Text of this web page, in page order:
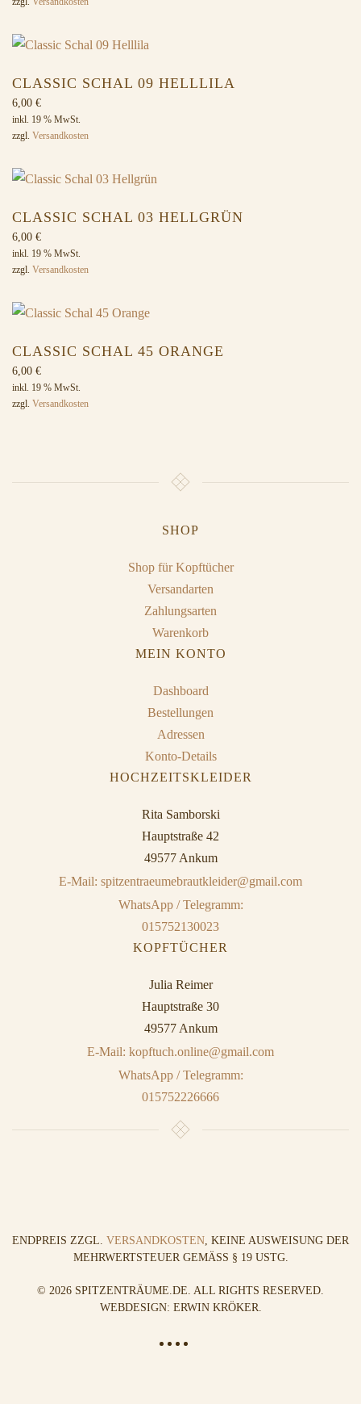
CLASSIC SCHAL 09 HELLLILA
6,00 €
inkl. 19 % MwSt.
zzgl. Versandkosten
CLASSIC SCHAL 03 HELLGRÜN
6,00 €
inkl. 19 % MwSt.
zzgl. Versandkosten
CLASSIC SCHAL 45 ORANGE
6,00 €
inkl. 19 % MwSt.
zzgl. Versandkosten
SHOP
Shop für Kopftücher
Versandarten
Zahlungsarten
Warenkorb
MEIN KONTO
Dashboard
Bestellungen
Adressen
Konto-Details
HOCHZEITSKLEIDER
Rita Samborski
Hauptstraße 42
49577 Ankum
E-Mail: spitzentraeumebrautkleider@gmail.com
WhatsApp / Telegramm:
015752130023
KOPFTÜCHER
Julia Reimer
Hauptstraße 30
49577 Ankum
E-Mail: kopftuch.online@gmail.com
WhatsApp / Telegramm:
015752226666
ENDPREIS ZZGL. VERSANDKOSTEN, KEINE AUSWEISUNG DER
MEHRWERTSTEUER GEMÄSS § 19 USTG.
© 2026 SPITZENTRÄUME.DE. ALL RIGHTS RESERVED.
WEBDESIGN: ERWIN KRÖKER.